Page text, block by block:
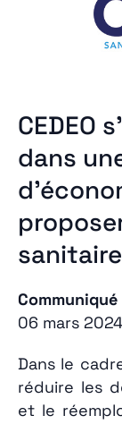
CEDEO
dans
06 mars 2024
Dans le
réduire les
et le